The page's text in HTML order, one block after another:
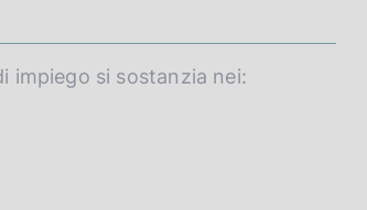
impiego si sostanzia nei: